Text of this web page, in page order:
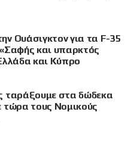
Ουάσιγκτον για τα F-35
και υπαρκτός
και Κύπρο
ταράξουμε στα δώδεκα
τώρα τους Νομικούς